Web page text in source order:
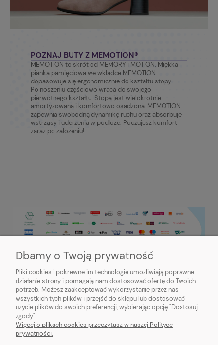
POZNAJ BUTY Z MEMOTION®
MEMOTION to skrót od MEMORY i MOTION. Miękka
pianka pamięciowa we wkładce MEMOTION
dopasowuje się ergonomicznie do kształtu stopy.
Po noszeniu częściowo wraca do swojego
pierwotnego kształtu. Stopa jest wielokrotnie
amortyzowana i komfortowo osadzona. MEMOTION
zapewnia swobodną dynamikę ruchu oraz absorbuje
wstrząsy i uderzenia w podłoże. Poczujesz komfort
zaraz po założeniu!
PRZYDATNE INFORMACJE
MOJE KONTO
Dbamy o Twoją prywatność
Pliki cookies i pokrewne im technologie umożliwiają poprawne
działanie strony i pomagają nam dostosować ofertę do Twoich
potrzeb. Możesz zaakceptować wykorzystanie przez nas
wszystkich tych plików i przejść do sklepu lub dostosować
użycie plików do swoich preferencji, wybierając opcję "Dostosuj
zgody".
Więcej o plikach cookies przeczytasz w naszej Polityce
prywatności.